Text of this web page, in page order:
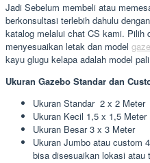
Jadi Sebelum membeli atau
berkonsultasi terlebih dahulu
katalog melalui chat CS kami. Pilih
menyesuaikan letak dan model
kayu glugu kelapa adalah model
Ukuran Gazebo Standar dan
Ukuran Standar 2 x 2 Meter
Ukuran Kecil 1,5 x 1,5 Meter
Ukuran Besar 3 x 3 Meter
Ukuran Jumbo atau custom
bisa disesuaikan lokasi atau